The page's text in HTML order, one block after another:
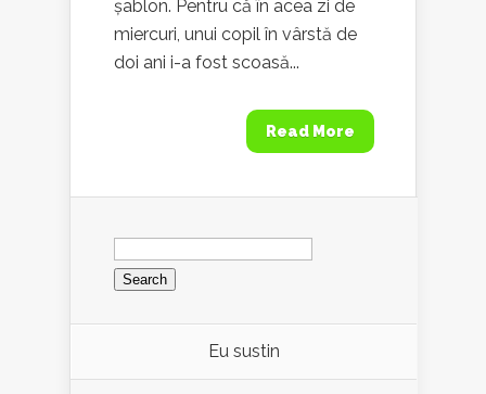
șablon. Pentru că în acea zi de
miercuri, unui copil în vârstă de
doi ani i-a fost scoasă...
Read More
Search
for:
Eu sustin